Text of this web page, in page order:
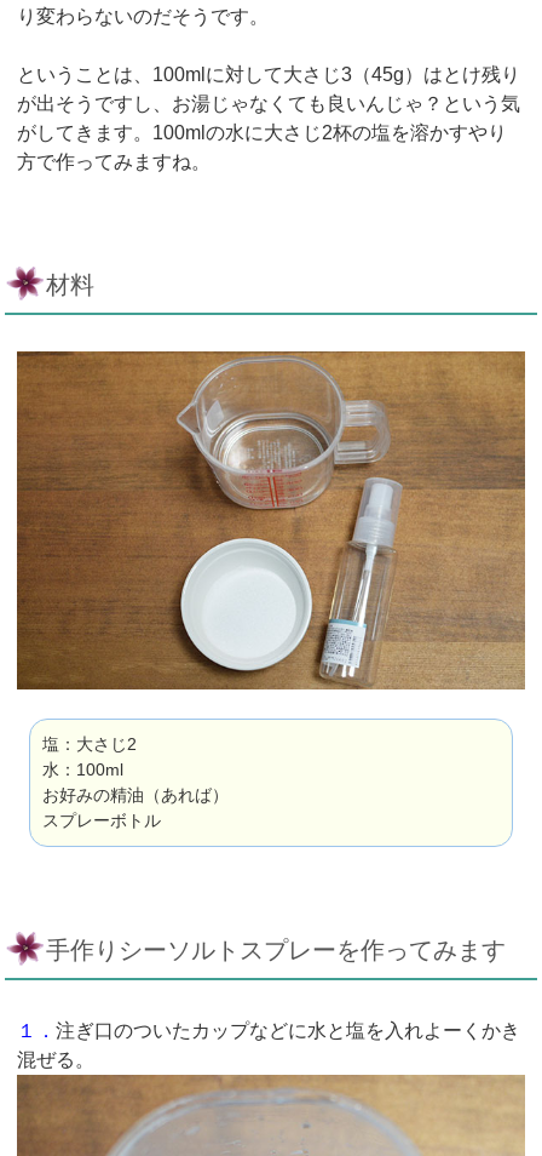
り変わらないのだそうです。
ということは、100mlに対して大さじ3（45g）はとけ残り
が出そうですし、お湯じゃなくても良いんじゃ？という気
がしてきます。100mlの水に大さじ2杯の塩を溶かすやり
方で作ってみますね。
材料
塩：大さじ2
水：100ml
お好みの精油（あれば）
スプレーボトル
手作りシーソルトスプレーを作ってみます
１．注ぎ口のついたカップなどに水と塩を入れよーくかき
混ぜる。